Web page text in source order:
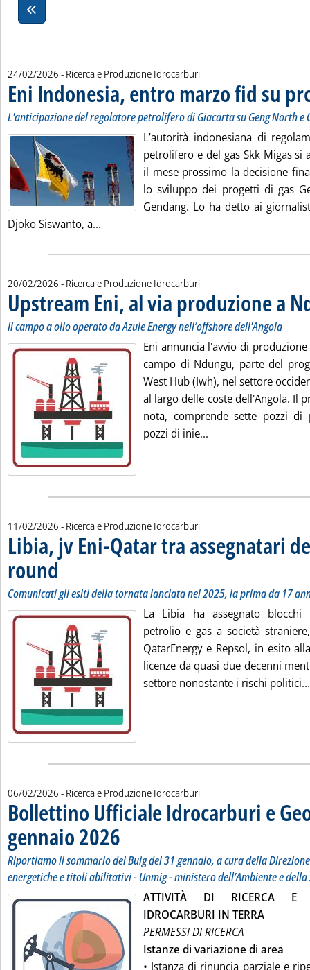
24/02/2026 - Ricerca e Produzione Idrocarburi
Eni Indonesia, entro marzo fid su
L'anticipazione del regolatore petrolifero di Giacarta su Geng North e
L’autorità indonesiana di
petrolifero e del gas Skk Migas si
il mese prossimo la decisione
lo sviluppo dei progetti di gas
Gendang. Lo ha detto ai
Djoko Siswanto, a...
20/02/2026 - Ricerca e Produzione Idrocarburi
Upstream Eni, al via produzione a
Il campo a olio operato da Azule Energy nell’offshore dell'Angola
Eni annuncia l'avvio di
campo di Ndungu, parte del
West Hub (Iwh), nel settore
al largo delle coste dell'Angola. Il
nota, comprende sette pozzi di
pozzi di inie...
11/02/2026 - Ricerca e Produzione Idrocarburi
Libia, jv Eni-Qatar tra assegnatari
round. Sottotitolo: Comunicati gli esiti della tornata lanciata nel 2025, la prima
. Pubblicata mercoledì 11 febbraio 2026 alle 15.52.
Comunicati gli esiti della tornata lanciata nel 2025, la prima da 17
La Libia ha assegnato blocchi
petrolio e gas a società
QatarEnergy e Repsol, in esito
licenze da quasi due decenni
settore nonostante i rischi politici...
06/02/2026 - Ricerca e Produzione Idrocarburi
Bollettino Ufficiale Idrocarburi e
gennaio 2026
Riportiamo il sommario del Buig del 31 gennaio, a cura della
energetiche e titoli abilitativi - Unmig - ministero dell’Ambiente e della
ATTIVITÀ DI RICERCA E
IDROCARBURI IN TERRA
PERMESSI DI RICERCA
Istanze di variazione di area
• Istanza di rinuncia parziale e